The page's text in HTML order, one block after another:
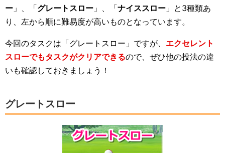
ー 」、「グレートスロー 」、「ナイススロー 」と3種類あ
り、左から順に難易度が高いものとなっています。
今回のタスクは「グレートスロー」ですが、 エクセレント
スローでもタスクがクリアできるので、ぜひ他の投法の違
いも確認しておきましょう！
グレートスロー